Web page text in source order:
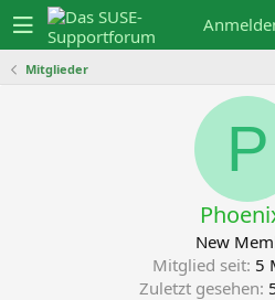
Mitglieder
P
New
Mitglied seit 5
Zuletzt gesehen